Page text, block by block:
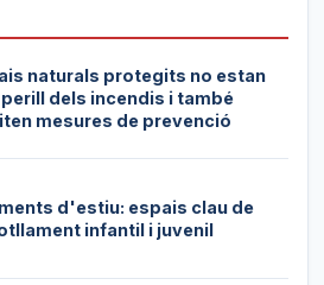
naturals protegits no estan
dels incendis i també
mesures de prevenció
d'estiu: espais clau de
infantil i juvenil